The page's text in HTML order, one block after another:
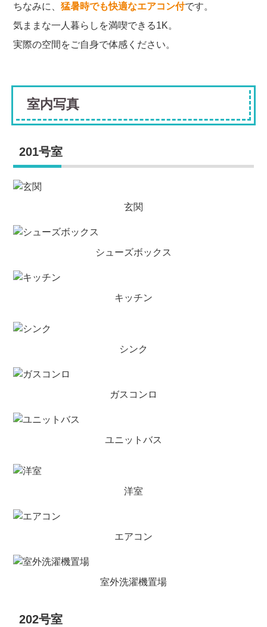
ちなみに、猛暑時でも快適なエアコン付です。
気ままな一人暮らしを満喫できる1K。
実際の空間をご自身で体感ください。
室内写真
201号室
玄関
シューズボックス
キッチン
シンク
ガスコンロ
ユニットバス
洋室
エアコン
室外洗濯機置場
202号室